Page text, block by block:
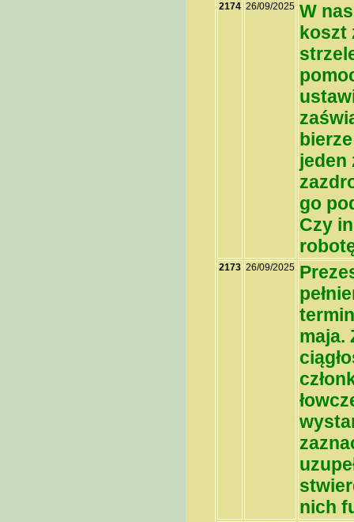
2174 26/09/2025 W
koszt
jeden
go
Czy
2173 26/09/2025
maja.
nich